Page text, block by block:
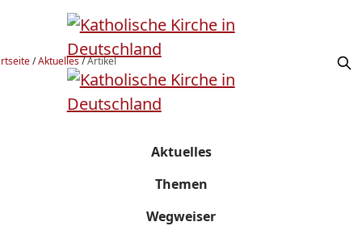
/Aktuelles/Artikel
Aktuelles
Themen
Wegweiser